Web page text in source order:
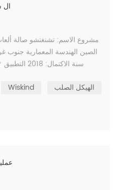
ال
مشروع الاسم: تشنغتشو صالة
الصين الهندسة المعمارية
Wiskind الهيكل الصلب